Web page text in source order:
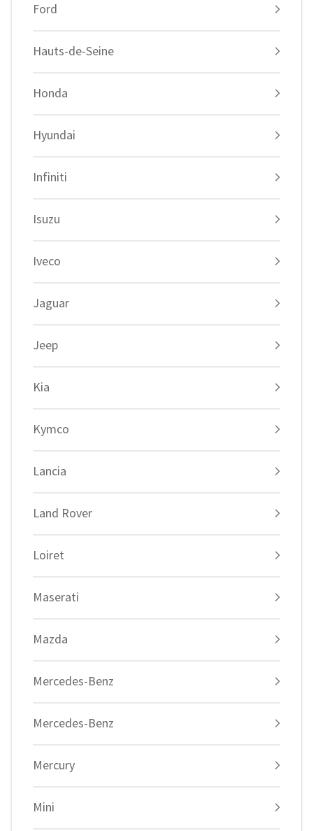
Ford
Hauts-de-Seine
Honda
Hyundai
Infiniti
Isuzu
Iveco
Jaguar
Jeep
Kia
Kymco
Lancia
Land Rover
Loiret
Maserati
Mazda
Mercedes-Benz
Mercedes-Benz
Mercury
Mini